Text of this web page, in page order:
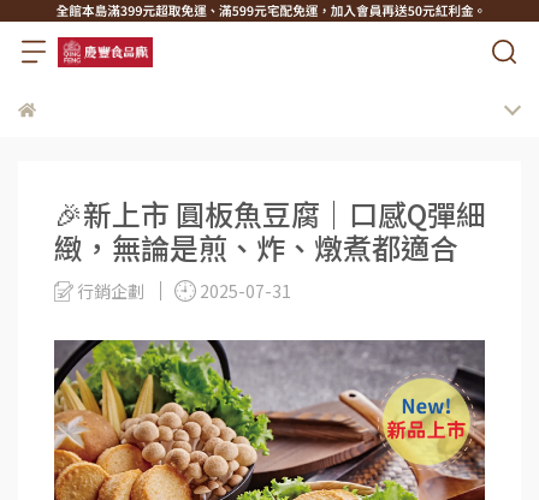
🎉新上市 圓板魚豆腐｜口感Q彈細
緻，無論是煎、炸、燉煮都適合
行銷企劃 2025-07-31